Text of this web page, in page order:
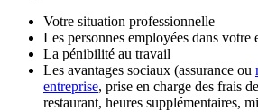
Votre situation professionnelle
Les personnes employées dans votre
La pénibilité au travail
Les avantages sociaux (assurance ou
entreprise, prise en charge des frais
restaurant, heures supplémentaires,